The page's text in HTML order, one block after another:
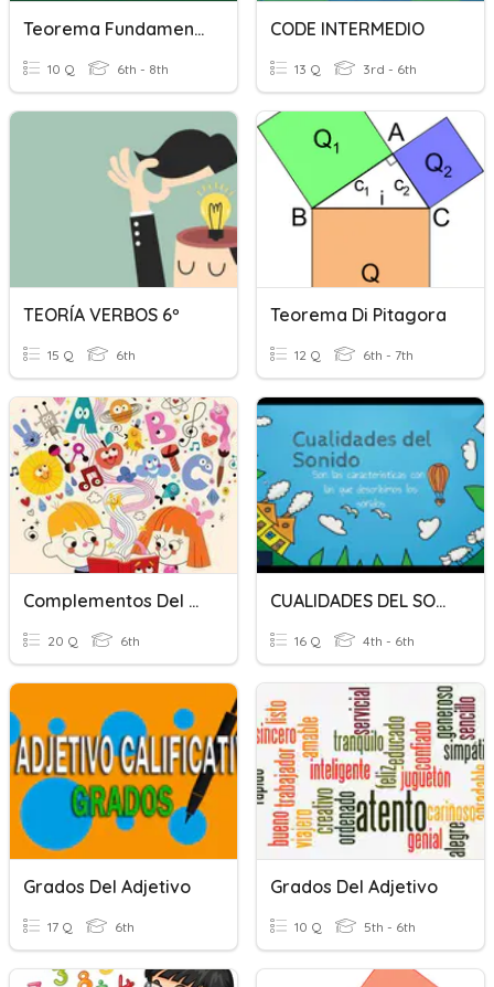
Teorema Fundamental Del Algebra.
10 Q 6th - 8th
CODE INTERMEDIO
13 Q 3rd - 6th
TEORÍA VERBOS 6º
15 Q 6th
Teorema Di Pitagora
12 Q 6th - 7th
Complementos Del Verbo
20 Q 6th
CUALIDADES DEL SONIDO
16 Q 4th - 6th
Grados Del Adjetivo
17 Q 6th
Grados Del Adjetivo
10 Q 5th - 6th